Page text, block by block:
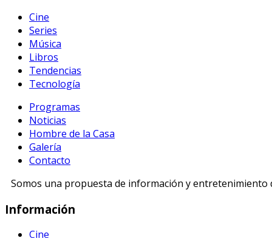
Cine
Series
Música
Libros
Tendencias
Tecnología
Programas
Noticias
Hombre de la Casa
Galería
Contacto
Somos una propuesta de información y
Información
Cine